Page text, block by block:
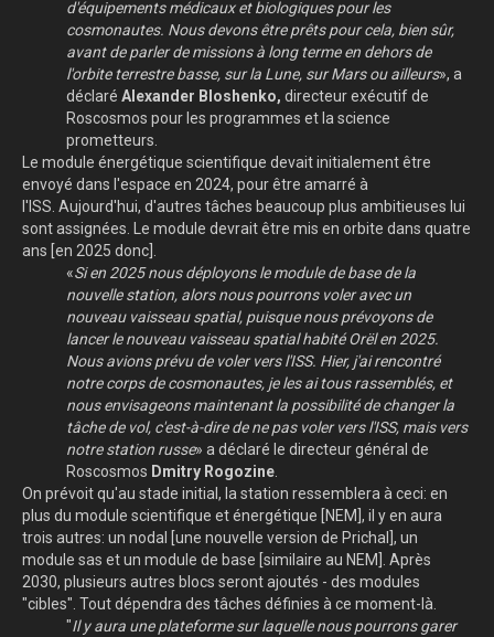
d'équipements médicaux et biologiques pour les
cosmonautes. Nous devons être prêts pour cela, bien sûr,
avant de parler de missions à long terme en dehors de
l'orbite terrestre basse, sur la Lune, sur Mars ou ailleurs», a
déclaré Alexander Bloshenko, directeur exécutif de
Roscosmos pour les programmes et la science
prometteurs.
Le module énergétique scientifique devait initialement être
envoyé dans l'espace en 2024, pour être amarré à
l'ISS. Aujourd'hui, d'autres tâches beaucoup plus ambitieuses lui
sont assignées. Le module devrait être mis en orbite dans quatre
ans [en 2025 donc].
«Si en 2025 nous déployons le module de base de la
nouvelle station, alors nous pourrons voler avec un
nouveau vaisseau spatial, puisque nous prévoyons de
lancer le nouveau vaisseau spatial habité Orël en 2025.
Nous avions prévu de voler vers l'ISS. Hier, j'ai rencontré
notre corps de cosmonautes, je les ai tous rassemblés, et
nous envisageons maintenant la possibilité de changer la
tâche de vol, c'est-à-dire de ne pas voler vers l'ISS, mais vers
notre station russe» a déclaré le directeur général de
Roscosmos Dmitry Rogozine.
On prévoit qu'au stade initial, la station ressemblera à ceci: en
plus du module scientifique et énergétique [NEM], il y en aura
trois autres: un nodal [une nouvelle version de Prichal], un
module sas et un module de base [similaire au NEM]. Après
2030, plusieurs autres blocs seront ajoutés - des modules
"cibles". Tout dépendra des tâches définies à ce moment-là.
"Il y aura une plateforme sur laquelle nous pourrons garer